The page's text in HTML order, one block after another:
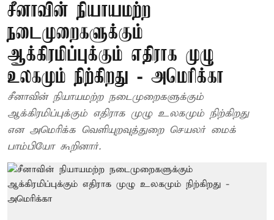
சீனாவின் நியாயமற்ற
நடைமுறைகளுக்கும்
ஆக்கிரமிப்புக்கும் எதிராக முழு
உலகமும் நிற்கிறது - அமெரிக்கா
சீனாவின் நியாயமற்ற நடைமுறைகளுக்கும்
ஆக்கிரமிப்புக்கும் எதிராக முழு உலகமும் நிற்கிறது
என அமெரிக்க வெளியுறவுத்துறை செயலர் மைக்
பாம்பியோ கூறினார்.